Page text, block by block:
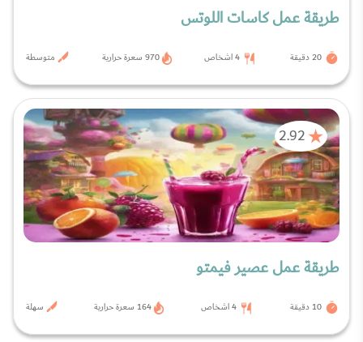
طريقة عمل كاسات اللوتس
20 دقيقة 4 اشخاص 970 سعرة حرارية متوسطة
2.92
طريقة عمل عصير فيمتو
10 دقيقة 4 اشخاص 164 سعرة حرارية سهلة